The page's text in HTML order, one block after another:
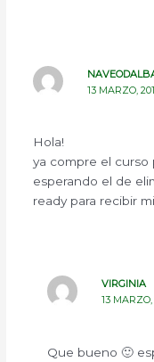
13 MARZO,
Hola!
ya compre el curso
esperando el de
ready para recibir
VIRGINIA
13
Que bueno 🙂